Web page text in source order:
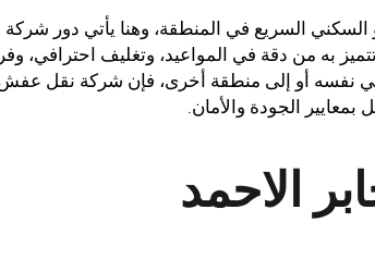
السريع في المنطقة، وهنا يأتي دور شركة
به من دقة في المواعيد، وتغليف احترافي،
نفسه أو إلى منطقة أخرى، فإن شركة نقل
الجودة والأمان.
الاحمد